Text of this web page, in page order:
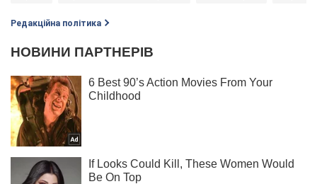
Редакційна політика